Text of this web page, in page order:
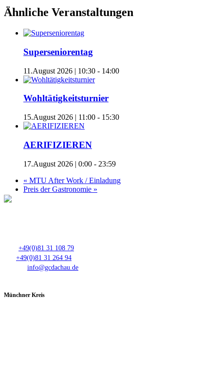
Ähnliche Veranstaltungen
Superseniorentag
11.August 2026 | 10:30 - 14:00
Wohltätigkeitsturnier
15.August 2026 | 11:00 - 15:30
AERIFIZIEREN
17.August 2026 | 0:00 - 23:59
« MTU After Work / Einladung
Preis der Gastronomie »
+49(0)81 31 108 79
+49(0)81 31 264 94
info@gcdachau.de
Münchner Kreis